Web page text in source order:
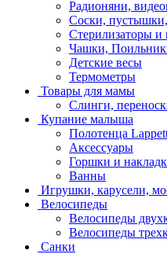
Радионяни,
Соски,
Стерилизаторы и
Чашки,
Детские весы
Термометры
Товары для мамы
Слинги,
Купание малыша
Полотенца
Аксессуары
Горшки и
Ванны
Игрушки, карусели,
Велосипеды
Велосипеды
Велосипеды
Санки